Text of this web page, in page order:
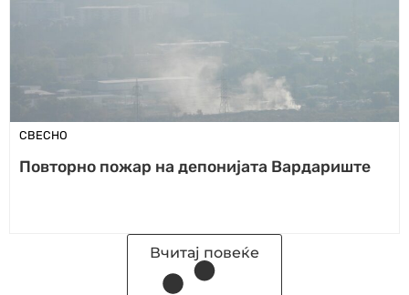
СВЕСНО
Повторно пожар на депонијата Вардариште
Вчитај повеќе